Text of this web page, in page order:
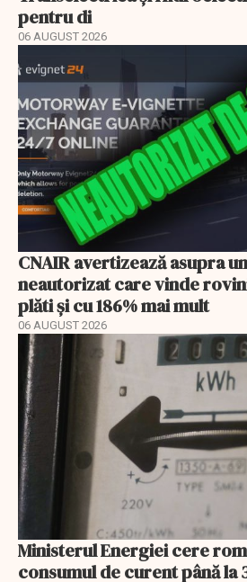
pentru di
06 AUGUST 2026
CNAIR avertizează asupra
neautorizat care vinde
plăti și cu 186% mai mult
06 AUGUST 2026
Ministerul Energiei cere
consumul de curent până la